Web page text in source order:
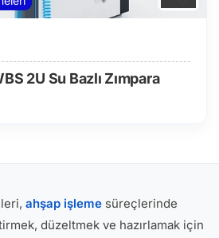
2U Su Bazlı Zımpara
ahşap işleme süreçlerinde
düzeltmek ve hazırlamak için